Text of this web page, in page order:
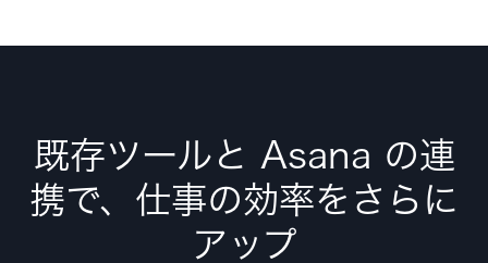
既存ツールと Asana の連
携で、仕事の効率をさらに
アップ